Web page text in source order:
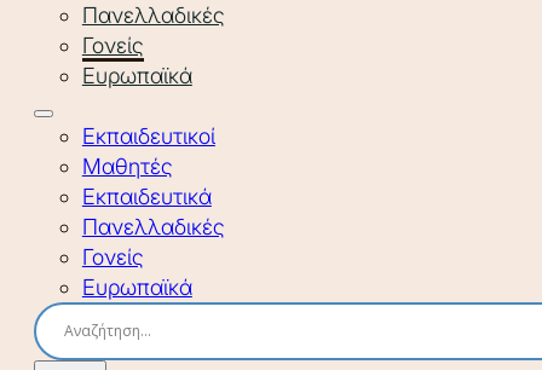
Πανελλαδικές
Γονείς
Ευρωπαϊκά
Εκπαιδευτικοί
Μαθητές
Εκπαιδευτικά
Πανελλαδικές
Γονείς
Ευρωπαϊκά